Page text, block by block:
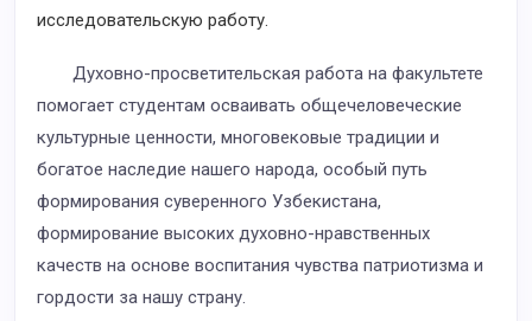
исследовательскую работу.
Духовно-просветительская работа на факультете
помогает студентам осваивать общечеловеческие
культурные ценности, многовековые традиции и
богатое наследие нашего народа, особый путь
формирования суверенного Узбекистана,
формирование высоких духовно-нравственных
качеств на основе воспитания чувства патриотизма и
гордости за нашу страну.